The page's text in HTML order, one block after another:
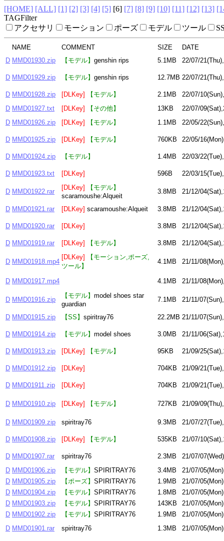
[HOME] [ALL] [1] [2] [3] [4] [5] [6] [7] [8] [9] [10] [11] [12] [13]
TAGFilter
アクセサリ
モーション ポーズ モデル ツール
NAME COMMENT SIZE
DATE
D MMD01930.zip 【モデル】 genshin rips 5.1MB 22/07/
D MMD01929.zip 【モデル】 genshin rips 12.7MB 22/07/
D MMD01928.zip [DLKey] 【モデル】 2.1MB
22/07/
D MMD01927.txt [DLKey] 【その他】 13KB
22/07/
D MMD01926.zip [DLKey] 【モデル】 1.1MB 22/05/
D MMD01925.zip [DLKey] 【モデル】 760KB 22/05/
D MMD01924.zip 【モデル】 1.4MB 22/03/
D MMD01923.txt [DLKey] 596B 22/03/
D MMD01922.rar
[DLKey]
【モデル】
scaramoushe:Alqueit
3.8MB 21/12/
D MMD01921.rar [DLKey] scaramoushe:Alqueit 3.8MB 21/12/
D MMD01920.rar [DLKey] 3.8MB 21/12/
D MMD01919.rar [DLKey] 【モデル】 3.8MB 21/12/
D MMD01918.mp4
[DLKey]
【モーション,ポーズ,
ツール】
4.1MB 21/11/
D MMD01917.mp4 4.1MB 21/11/
D MMD01916.zip
【モデル】 model shoes star
guardian
7.1MB 21/11/
D MMD01915.zip 【SS】 spiritray76 22.2MB 21/11/
D MMD01914.zip 【モデル】 model shoes 3.0MB 21/11/
D MMD01913.zip [DLKey] 【モデル】 95KB 21/09/
D MMD01912.zip [DLKey] 704KB 21/09/
D MMD01911.zip [DLKey] 704KB 21/09/
D MMD01910.zip [DLKey] 【モデル】 727KB 21/09/
D MMD01909.zip spiritray76 9.3MB 21/07/
D MMD01908.zip [DLKey] 【モデル】 535KB 21/07/
D MMD01907.rar spiritray76 2.3MB
21/07/
D MMD01906.zip 【モデル】 SPIRITRAY76 3.4MB
21/07/
D MMD01905.zip 【ポーズ】 SPIRITRAY76 1.9MB
21/07/
D MMD01904.zip 【モデル】 SPIRITRAY76 1.8MB
21/07/
D MMD01903.zip 【モデル】 SPIRITRAY76 143KB
21/07/
D MMD01902.zip 【モデル】 SPIRITRAY76 1.9MB
21/07/
D MMD01901.rar spiritray76 1.3MB 21/07/